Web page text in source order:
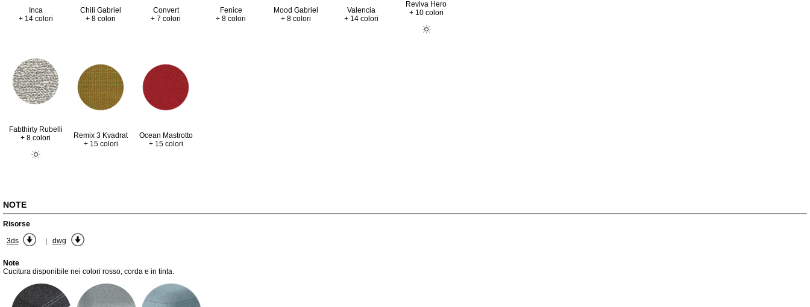
Inca
+ 14 colori
Chili Gabriel
+ 8 colori
Convert
+ 7 colori
Fenice
+ 8 colori
Mood Gabriel
+ 8 colori
Valencia
+ 14 colori
Reviva Hero
+ 10 colori
Fabthirty Rubelli
+ 8 colori
Remix 3 Kvadrat
+ 15 colori
Ocean Mastrotto
+ 15 colori
NOTE
Risorse
3ds
| dwg
Note
Cucitura disponibile nei colori rosso, corda e in tinta.